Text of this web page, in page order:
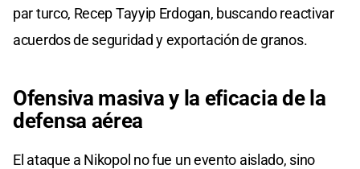
par turco, Recep Tayyip Erdogan, buscando reactivar
acuerdos de seguridad y exportación de granos.
Ofensiva masiva y la eficacia de la
defensa aérea
El ataque a Nikopol no fue un evento aislado, sino